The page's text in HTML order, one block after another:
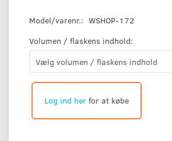
Model/varenr.: WSHOP-172
Volumen / flaskens indhold:
Log ind her for at købe